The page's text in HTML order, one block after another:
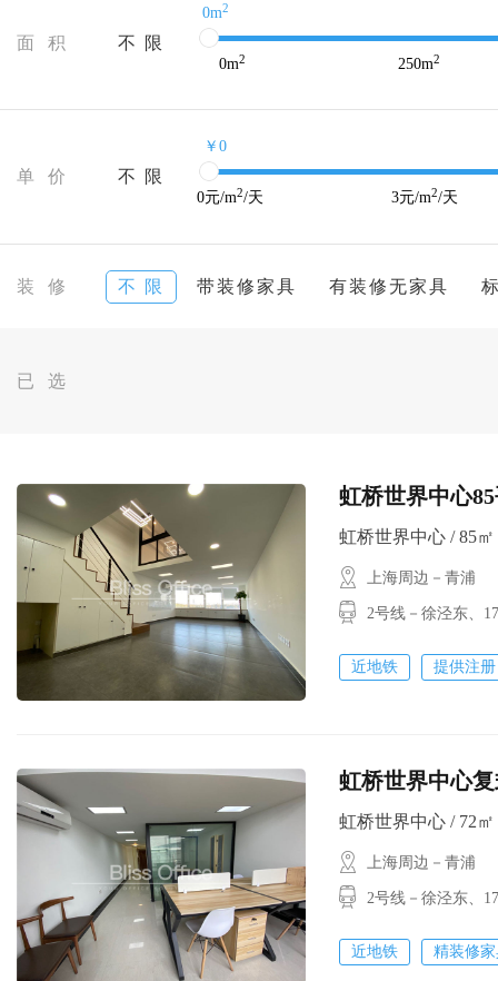
面 积 不 限
0m2
0m2 250m2
单 价 不 限
￥0
0元/m2/天 3元/m2/天
装 修 不 限 带装修家具 有装修无家具
已 选
虹桥世界中心85
虹桥世界中心 / 85㎡
上海周边－青浦
2号线－徐泾东
近地铁 提供注册
虹桥世界中心复式
虹桥世界中心 / 72㎡
上海周边－青浦
2号线－徐泾东
近地铁 精装修